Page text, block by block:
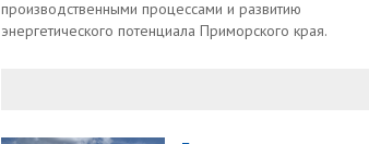
производственными процессами и развитию
энергетического потенциала Приморского края.